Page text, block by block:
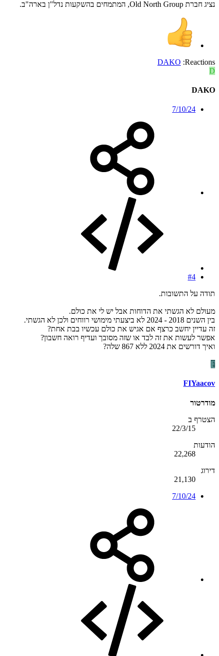
נציג חברת Old North Group, המתמחים בהשקעות נדל"ן בארה"ב.
Reactions:
DAKO
D
DAKO
7/10/24
#4
תודה על התשובות.
מעולם לא הגשתי את הדוחות אבל יש לי את כולם.
בין השנים 2018 - 2024 לא ביצעתי מימושי רווחים ולכן לא הגשתי.
זה עדיין יחשב כרצף אם אגיש את כולם עכשיו בבת אחת?
אפשר לעשות את זה לבד או שזה מסובך ועדיף רואה חשבון?
ואיך דורשים את 2024 ללא 867 שלה?
F
FIYaacov
מודרטור
הצטרף ב
22/3/15
הודעות
22,268
דירוג
21,130
7/10/24